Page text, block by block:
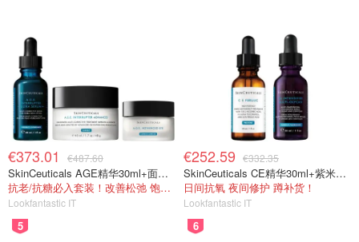
€373.01 €487.60
SkinCeuticals AGE精华30ml+面霜48ml+眼霜15ml
抗老/抗糖必入套装！改善松弛 饱满紧致
Lookfantastic IT
€252.59 €332.35
SkinCeuticals CE精华30ml+紫米精华30ml
日间抗氧 夜间修护 蹲补货！
Lookfantastic IT
5 6